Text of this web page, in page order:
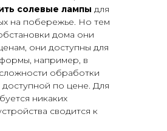
солевые лампы для
на побережье. Но тем
дома они
они доступны для
например, в
обработки
доступной по цене. Для
никаких
сводится к